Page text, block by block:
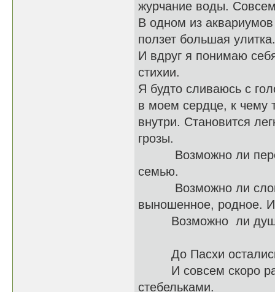
журчание воды.
В одном из
ползет большая
И вдруг я понимаю
стихии.
Я будто сливаюсь с
в моем сердце, к чему
внутри. Становится
грозы.
Возможно ли
семью.
Возможно ли
выношенное, родное.
Возможно ли душу
До Пасхи
И совсем скоро
стебельками.